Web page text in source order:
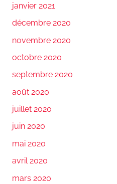
janvier 2021
décembre 2020
novembre 2020
octobre 2020
septembre 2020
août 2020
juillet 2020
juin 2020
mai 2020
avril 2020
mars 2020